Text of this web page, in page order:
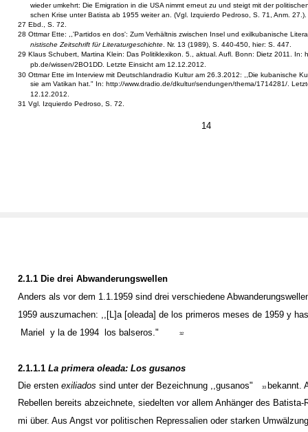
wieder umkehrt: Die Emigration in die USA nimmt erneut zu und steigt mit der
schen Krise unter Batista ab 1955 weiter an. (Vgl. Izquierdo Pedroso, S. 71, Anm. 27.).
27 Ebd., S. 72.
28 Ottmar Ette: ,,'Partidos en dos': Zum Verhältnis zwischen Insel und exilkubanische
nistische Zeitschrift für Literaturgeschichte. Nr. 13 (1989), S. 440-450, hier: S. 447.
29 Klaus Schubert, Martina Klein: Das Politiklexikon. 5., aktual. Aufl. Bonn: Dietz 2011. In:
pb.de/wissen/2BO1DD. Letzte Einsicht am 12.12.2012.
30 Ottmar Ette im Interview mit Deutschlandradio Kultur am 26.3.2012: ,,Die kubanische
sie am Vatikan hat." In: http://www.dradio.de/dkultur/sendungen/thema/1714281/.
12.12.2012.
31 Vgl. Izquierdo Pedroso, S. 72.
14
2.1.1 Die drei Abwanderungswellen
Anders als vor dem 1.1.1959 sind drei verschiedene
1959 auszumachen: ,,[L]a [oleada] de los primeros meses de 1959 y
­ Mariel ­ y la de 1994 ­ los balseros."
32
2.1.1.1La primera oleada: Los gusanos
Die erstenexiliadossind unter der Bezeichnung ,,gusanos" 33 bekannt.
Rebellen bereits abzeichnete, siedelten vor allem Anhänger des Batista-
mi über. Aus Angst vor politischen Repressalien oder starken